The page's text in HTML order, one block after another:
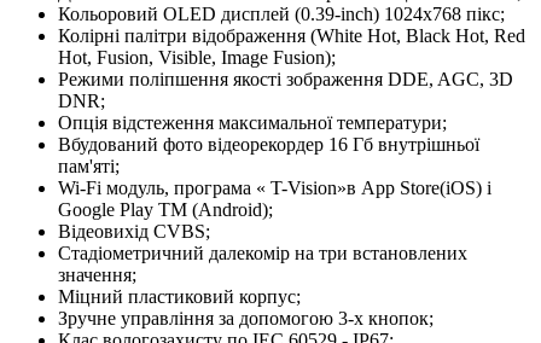
Кольоровий OLED дисплей (0.39-inch) 1024x768 пікс;
Колірні палітри відображення (White Hot, Black Hot, Red
Hot, Fusion, Visible, Image Fusion);
Режими поліпшення якості зображення DDE, AGC, 3D
DNR;
Опція відстеження максимальної температури;
Вбудований фото відеорекордер 16 Гб внутрішньої
пам'яті;
Wi-Fi модуль, програма « T-Vision»в App Store(iOS) і
Google Play TM (Android);
Відеовихід CVBS;
Стадіометричний далекомір на три встановлених
значення;
Міцний пластиковий корпус;
Зручне управління за допомогою 3-х кнопок;